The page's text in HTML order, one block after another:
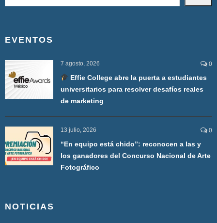
EVENTOS
7 agosto, 2026 0
Effie College abre la puerta a estudiantes
universitarios para resolver desafíos reales
de marketing
13 julio, 2026 0
“En equipo está chido”: reconocen a las y
los ganadores del Concurso Nacional de Arte
Fotográfico
NOTICIAS